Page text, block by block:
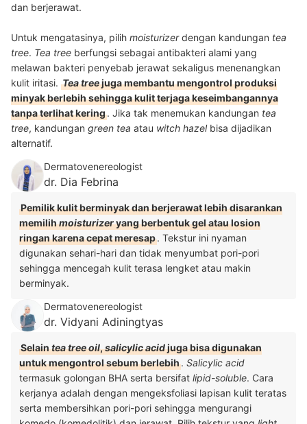
dan berjerawat.
Untuk mengatasinya, pilih moisturizerdengan kandungan tea
tree. Tea tree berfungsi sebagai antibakteri alami yang
melawan bakteri penyebab jerawat sekaligus menenangkan
kulit iritasi. Tea treejuga membantu mengontrol produksi
minyak berlebih sehingga kulit terjaga keseimbangannya
tanpa terlihat kering. Jika tak menemukan kandungan tea
tree, kandungan green tea atau witch hazel bisa dijadikan
alternatif.
Dermatovenereologist
dr. Dia Febrina
Pemilik kulit berminyak dan berjerawat lebih disarankan
memilihmoisturizeryang berbentuk gel atau losion
ringan karena cepat meresap. Tekstur ini nyaman
digunakan sehari-hari dan tidak menyumbat pori-pori
sehingga mencegah kulit terasa lengket atau makin
berminyak.
Dermatovenereologist
dr. Vidyani Adiningtyas
Selaintea tree oil,salicylic acidjuga bisa digunakan
untuk mengontrol sebum berlebih. Salicylic acid
termasuk golongan BHA serta bersifat lipid-soluble. Cara
kerjanya adalah dengan mengeksfoliasi lapisan kulit teratas
serta membersihkan pori-pori sehingga mengurangi